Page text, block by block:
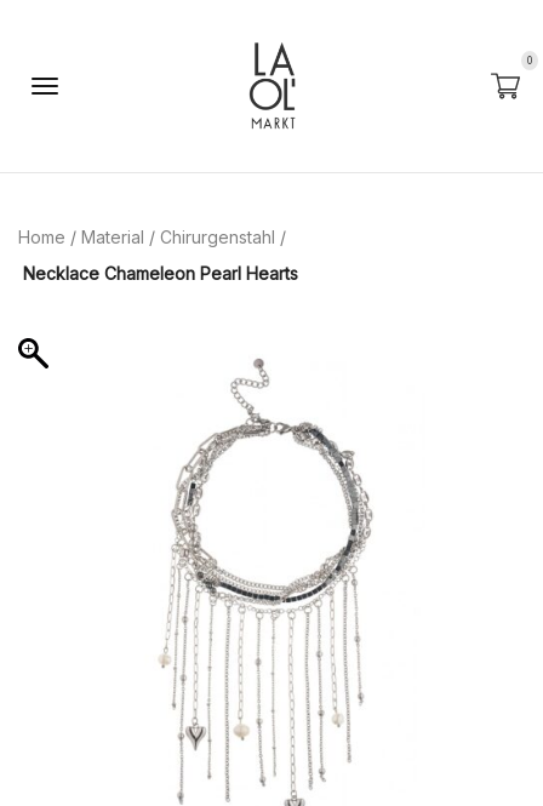
0
Home / Material / Chirurgenstahl /
Necklace Chameleon Pearl Hearts